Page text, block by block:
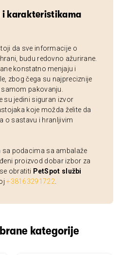
i karakteristikama
da sve informacije o
budu redovno ažurirane.
konstatno menjaju i
zbog čega su najpreciznije
pakovanju.
su jedini siguran izvor
koje možda želite da
o sastavu i hranljivim
podacima sa ambalaže
proizvod dobar izbor za
obratiti PetSpot službi
+38163291722
kategorije